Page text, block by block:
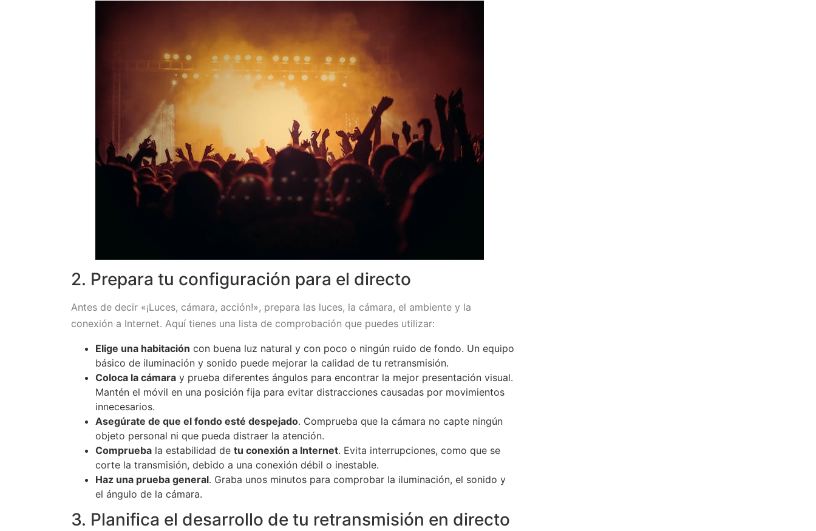
2. Prepara tu configuración para el directo
Antes de decir «¡Luces, cámara, acción!», prepara las luces, la cámara, el ambiente y la
conexión a Internet. Aquí tienes una lista de comprobación que puedes utilizar:
Elige una habitación con buena luz natural y con poco o ningún ruido de fondo. Un equipo
básico de iluminación y sonido puede mejorar la calidad de tu retransmisión.
Coloca la cámara y prueba diferentes ángulos para encontrar la mejor presentación visual.
Mantén el móvil en una posición fija para evitar distracciones causadas por movimientos
innecesarios.
Asegúrate de que el fondo esté despejado. Comprueba que la cámara no capte ningún
objeto personal ni que pueda distraer la atención.
Comprueba la estabilidad de tu conexión a Internet. Evita interrupciones, como que se
corte la transmisión, debido a una conexión débil o inestable.
Haz una prueba general. Graba unos minutos para comprobar la iluminación, el sonido y
el ángulo de la cámara.
3. Planifica el desarrollo de tu retransmisión en directo